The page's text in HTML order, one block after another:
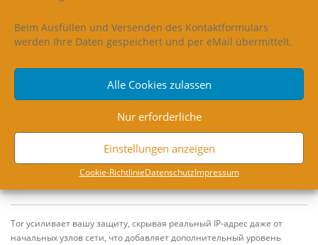
Beim Ausfüllen und Versenden des Kontaktformulars
werden Ihre Daten gespeichert und per eMail übermittelt.
Alle Cookies zulassen
Nur erforderliche
Einstellungen anzeigen
Coo­kie-Richt­li­nieDaten­schutzImpres­sum
Скачать RISEUP VPN
Для мобильных устройств:
IPHONE|ANDROID
После окончания установки, запустить приложение и
установить соединение.
Tor усиливает вашу защиту, скрывая реальный IP-адрес даже от
начальных узлов сети, что добавляет дополнительный уровень